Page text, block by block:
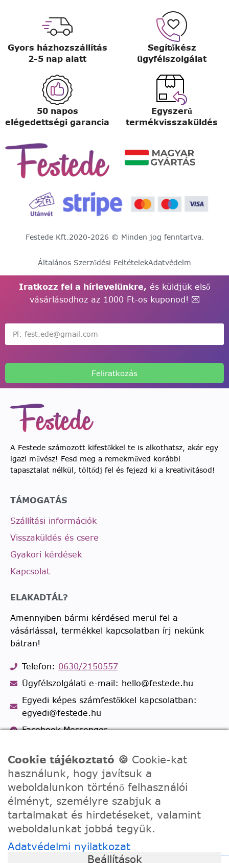
Gyors házhozszállítás
2-5 nap alatt
Segítőkész
ügyfélszolgálat
50 napos
elégedettségi garancia
Egyszerű
termékvisszaküldés
Festede Kft.2020-2026 © Minden jog fenntartva.
Általános Szerződési FeltételekAdatvédelm
Iratkozz fel a hírlevelünkre, és küldjük első
vásárlásodhoz az 1000 Ft-os kuponod! 💌
Feliratkozás
A Festede számozott kifestőkkel te is alkothatsz, akár egy
igazi művész! Fesd meg a remekműved korábbi
tapasztalat nélkül, töltődj fel és fejezd ki a kreativitásod!
TÁMOGATÁS
Szállítási információk
Visszaküldés és csere
Gyakori kérdések
Kapcsolat
ELAKADTÁL?
Amennyiben bármi kérdésed merül fel a
vásárlással, termékkel kapcsolatban írj nekünk
bátran!
Telefon: 0630/2150557
Ügyfélszolgálati e-mail: hello@festede.hu
Egyedi képes számfestőkkel kapcsolatban:
egyedi@festede.hu
Facebook Messenger
Cookie tájékoztató 🍪 Cookie-kat
használunk, hogy javítsuk a
weboldalunkon történő felhasználói
élményt, személyre szabjuk a
tartalmakat és hirdetéseket, valamint
weboldalunkat jobbá tegyük.
Adatvédelmi nyilatkozat
Beállítások